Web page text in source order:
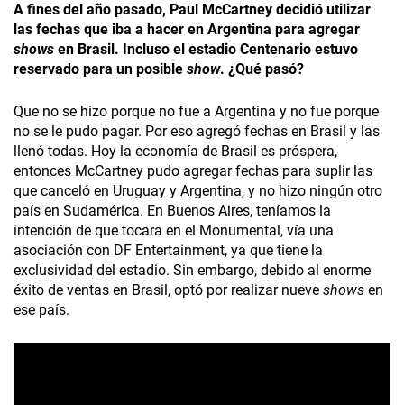
A fines del año pasado, Paul McCartney decidió utilizar
las fechas que iba a hacer en Argentina para agregar
shows en Brasil. Incluso el estadio Centenario estuvo
reservado para un posible show. ¿Qué pasó?
Que no se hizo porque no fue a Argentina y no fue porque
no se le pudo pagar. Por eso agregó fechas en Brasil y las
llenó todas. Hoy la economía de Brasil es próspera,
entonces McCartney pudo agregar fechas para suplir las
que canceló en Uruguay y Argentina, y no hizo ningún otro
país en Sudamérica. En Buenos Aires, teníamos la
intención de que tocara en el Monumental, vía una
asociación con DF Entertainment, ya que tiene la
exclusividad del estadio. Sin embargo, debido al enorme
éxito de ventas en Brasil, optó por realizar nueve shows en
ese país.